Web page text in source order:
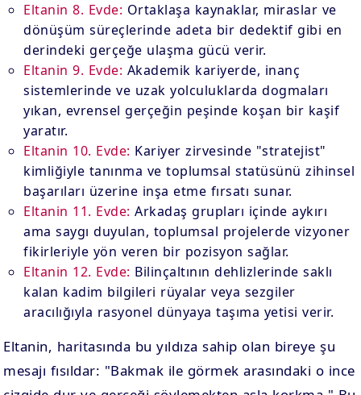
Eltanin 8. Evde: Ortaklaşa kaynaklar, miraslar ve
dönüşüm süreçlerinde adeta bir dedektif gibi en
derindeki gerçeğe ulaşma gücü verir.
Eltanin 9. Evde: Akademik kariyerde, inanç
sistemlerinde ve uzak yolculuklarda dogmaları
yıkan, evrensel gerçeğin peşinde koşan bir kaşif
yaratır.
Eltanin 10. Evde: Kariyer zirvesinde "stratejist"
kimliğiyle tanınma ve toplumsal statüsünü zihinsel
başarıları üzerine inşa etme fırsatı sunar.
Eltanin 11. Evde: Arkadaş grupları içinde aykırı
ama saygı duyulan, toplumsal projelerde vizyoner
fikirleriyle yön veren bir pozisyon sağlar.
Eltanin 12. Evde: Bilinçaltının dehlizlerinde saklı
kalan kadim bilgileri rüyalar veya sezgiler
aracılığıyla rasyonel dünyaya taşıma yetisi verir.
Eltanin, haritasında bu yıldıza sahip olan bireye şu
mesajı fısıldar: "Bakmak ile görmek arasındaki o ince